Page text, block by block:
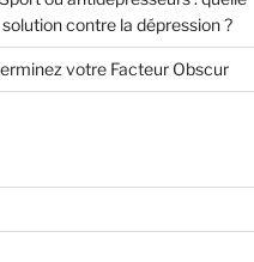
contre la dépression ?
votre Facteur Obscur